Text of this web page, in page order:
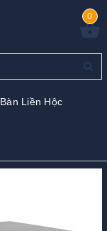
0
Bàn Liền Hộc